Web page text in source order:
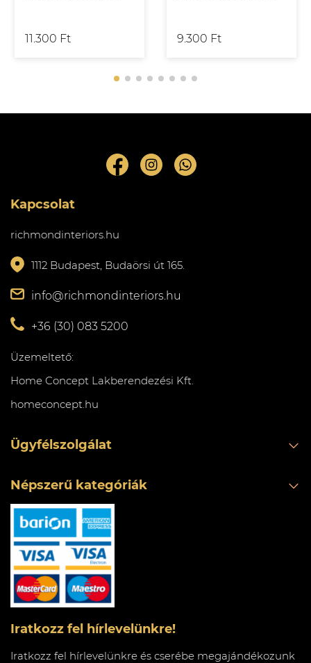
11.300 Ft 9.300 Ft
Kapcsolat
richmondinteriors.hu
1112 Budapest, Budaörsi út 165.
info@richmondinteriors.hu
+36 (30) 083 5200
Üzemeltető:
Home Concept Lakberendezési Kft.
homeconcept.hu
Ügyfélszolgálat
Népszerű kategóriák
Iratkozz fel hírlevelünkre!
Iratkozz fel hírlevelünkre és cserébe megajándékozunk